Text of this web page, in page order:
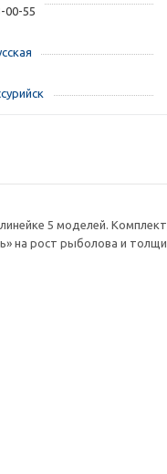
00-55
5 моделей.
на рост рыболова и